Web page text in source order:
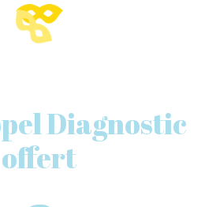
Diagnostic
offert
DE BLOG